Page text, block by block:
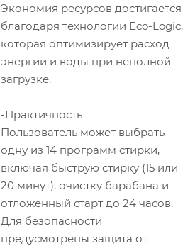
Экономия ресурсов достигается
благодаря технологии Eco-Logic,
которая оптимизирует расход
энергии и воды при неполной
загрузке.
-Практичность
Пользователь может выбрать
одну из 14 программ стирки,
включая быструю стирку (15 или
20 минут), очистку барабана и
отложенный старт до 24 часов.
Для безопасности
предусмотрены защита от